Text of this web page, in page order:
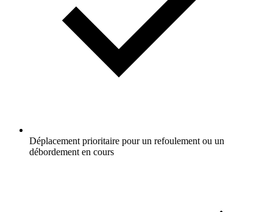
Déplacement prioritaire pour un refoulement ou un
débordement en cours